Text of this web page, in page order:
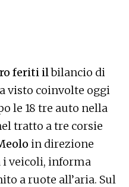
feriti ilbilancio di
visto coinvolte oggi
le 18 tre auto nella
tratto a tre corsie
in direzione
veicoli, informa
a ruote all’aria. Sul